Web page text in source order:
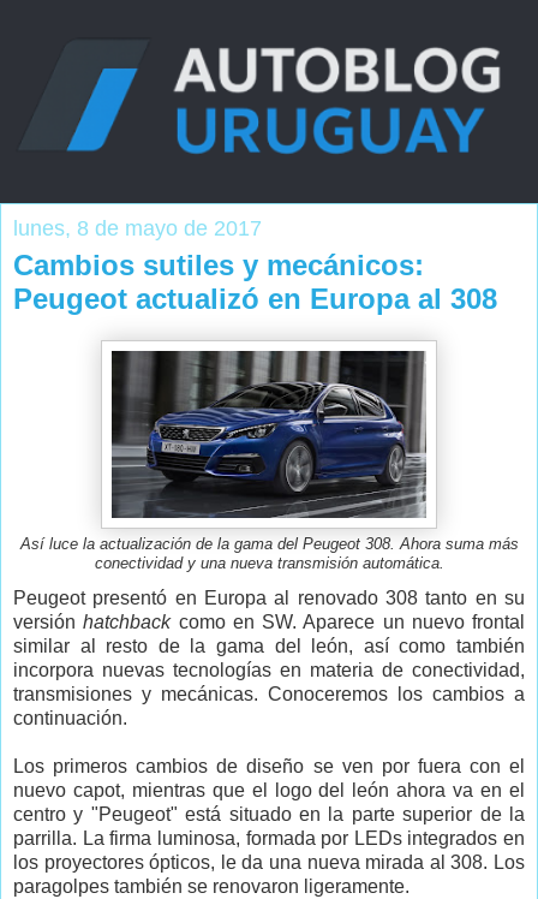
lunes, 8 de mayo de 2017
Cambios sutiles y mecánicos:
Peugeot actualizó en Europa al 308
Así luce la actualización de la gama del Peugeot 308. Ahora suma más
conectividad y una nueva transmisión automática.
Peugeot presentó en Europa al renovado 308 tanto en su
versiónhatchbackcomo en SW. Aparece un nuevo frontal
similar al resto de la gama del león, así como también
incorpora nuevas tecnologías en materia de conectividad,
transmisiones y mecánicas. Conoceremos los cambios a
continuación.
Los primeros cambios de diseño se ven por fuera con el
nuevo capot, mientras que el logo del león ahora va en el
centro y "Peugeot" está situado en la parte superior de la
parrilla. La firma luminosa, formada por LEDs integrados en
los proyectores ópticos, le da una nueva mirada al 308. Los
paragolpes también se renovaron ligeramente.